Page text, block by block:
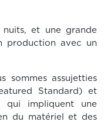
et une grande
production avec un
sommes assujetties
Standard) et
qui impliquent une
du matériel et des